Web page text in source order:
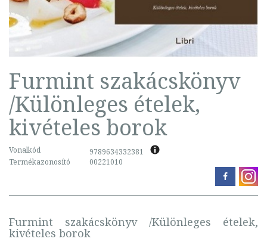
Furmint szakácskönyv
/Különleges ételek,
kivételes borok
Vonalkód
9789634332381
Termékazonosító
00221010
Furmint szakácskönyv /Különleges ételek,
kivételes borok